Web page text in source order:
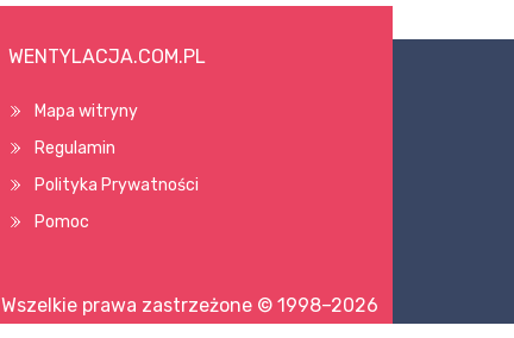
WENTYLACJA.COM.PL
Mapa witryny
Regulamin
Polityka Prywatności
Pomoc
Wszelkie prawa zastrzeżone © 1998–2026